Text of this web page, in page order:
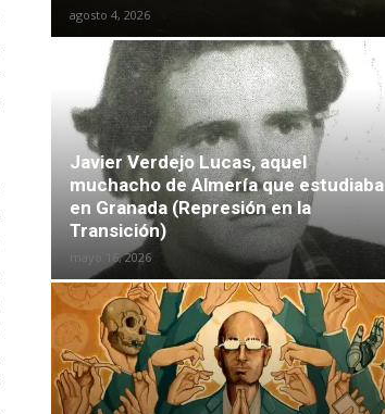
agosto 4, 2026
Javier Verdejo Lucas, aquel
muchacho de Almería que estudiaba
en Granada (Represión en la
Transición)
mayo 16, 2026